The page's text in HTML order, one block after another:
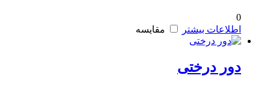
0
اطلاعات بیشتر
مقایسه
دور درختی